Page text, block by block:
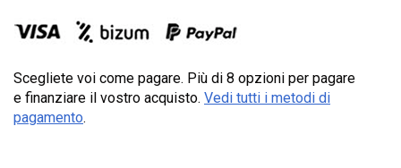
Scegliete voi come pagare. Più di 8 opzioni per pagare
e finanziare il vostro acquisto. Vedi tutti i metodi di
pagamento.